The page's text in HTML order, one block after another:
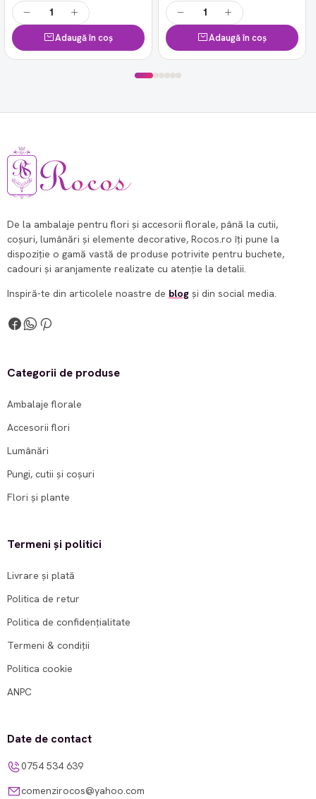
Adaugă în coș Adaugă în coș
De la ambalaje pentru flori și accesorii florale, până la cutii,
coșuri, lumânări și elemente decorative, Rocos.ro îți pune la
dispoziție o gamă vastă de produse potrivite pentru buchete,
cadouri și aranjamente realizate cu atenție la detalii.
Inspiră-te din articolele noastre de blog și din social media.
Categorii de produse
Ambalaje florale
Accesorii flori
Lumânări
Pungi, cutii și coșuri
Flori și plante
Termeni și politici
Livrare și plată
Politica de retur
Politica de confidențialitate
Termeni & condiții
Politica cookie
ANPC
Date de contact
0754 534 639
comenzirocos@yahoo.com